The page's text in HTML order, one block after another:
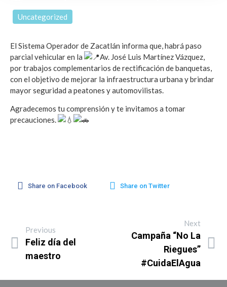
Uncategorized
El Sistema Operador de Zacatlán informa que, habrá paso
parcial vehicular en la
Av. José Luis Martínez Vázquez,
por trabajos complementarios de rectificación de banquetas,
con el objetivo de mejorar la infraestructura urbana y brindar
mayor seguridad a peatones y automovilistas.
Agradecemos tu comprensión y te invitamos a tomar
precauciones.
Share on Facebook Share on Twitter
Previous
Feliz día del
maestro
Next
Campaña “No La
Riegues”
#CuidaElAgua